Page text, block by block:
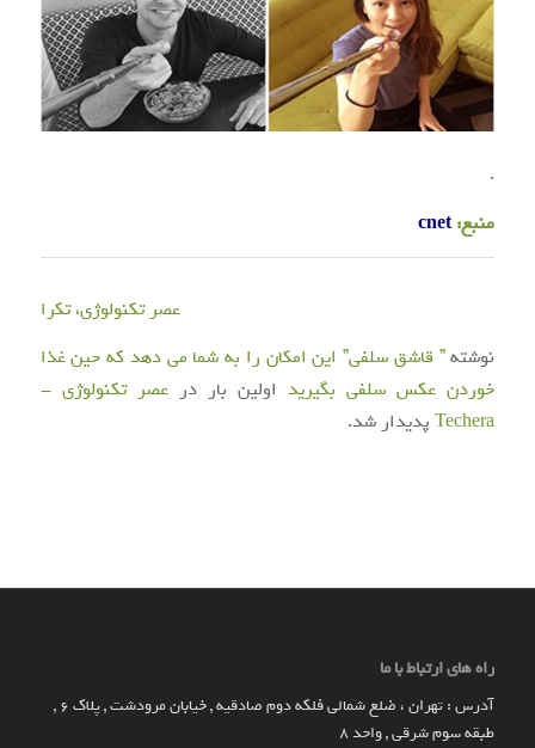
.
منبع:cnet
عصر تکنولوژی، تکرا
نوشته” قاشق سلفی” این امکان را به شما می دهد که حین غذا
خوردن عکس سلفی بگیریداولین بار درعصر تکنولوژی -
Techeraپدیدار شد.
راه های ارتباط با ما
آدرس : تهران ، ضلع شمالی فلکه دوم صادقیه , خیابان مرودشت , پلاک ۶ ,
طبقه سوم شرقی , واحد ۸